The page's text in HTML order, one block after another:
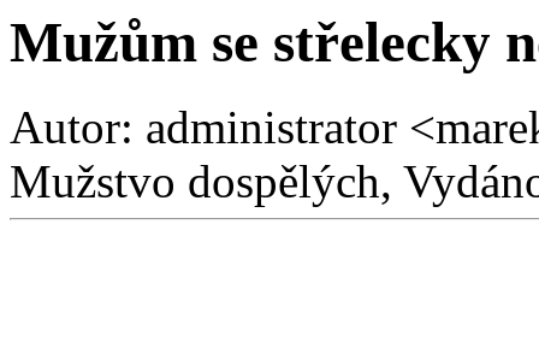
Mužům se střelecky
Autor: administrator
Mužstvo dospělých,